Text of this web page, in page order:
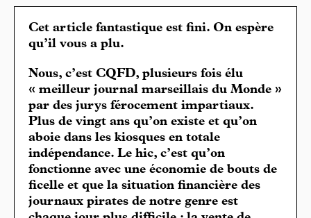
Cet article fantastique est fini. On espère
qu’il vous a plu.
Nous, c’est CQFD, plusieurs fois élu
« meilleur journal marseillais du Monde »
par des jurys férocement impartiaux.
Plus de vingt ans qu’on existe et qu’on
aboie dans les kiosques en totale
indépendance. Le hic, c’est qu’on
fonctionne avec une économie de bouts de
ficelle et que la situation financière des
journaux pirates de notre genre est